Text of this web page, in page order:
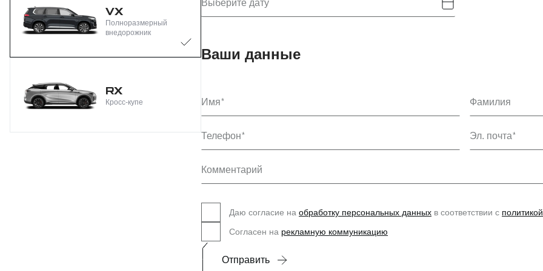
VX
Полноразмерный
внедорожник
RX
Кросс-купе
Выберите дату
Ваши данные
Имя Фамилия
Телефон Эл. почта
Комментарий
Даю согласие на обработку персональных данных в соответствии с
Согласен на рекламную коммуникацию
Отправить